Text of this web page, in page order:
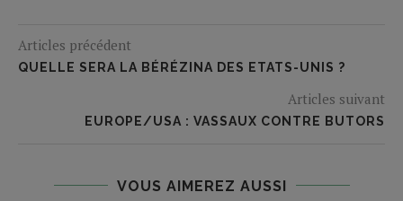
Articles précédent
QUELLE SERA LA BÉRÉZINA DES ETATS-UNIS ?
Articles suivant
EUROPE/USA : VASSAUX CONTRE BUTORS
VOUS AIMEREZ AUSSI